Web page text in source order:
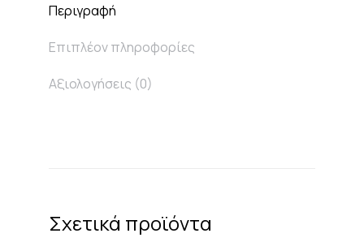
Περιγραφή
Επιπλέον πληροφορίες
Αξιολογήσεις (0)
Σχετικά προϊόντα